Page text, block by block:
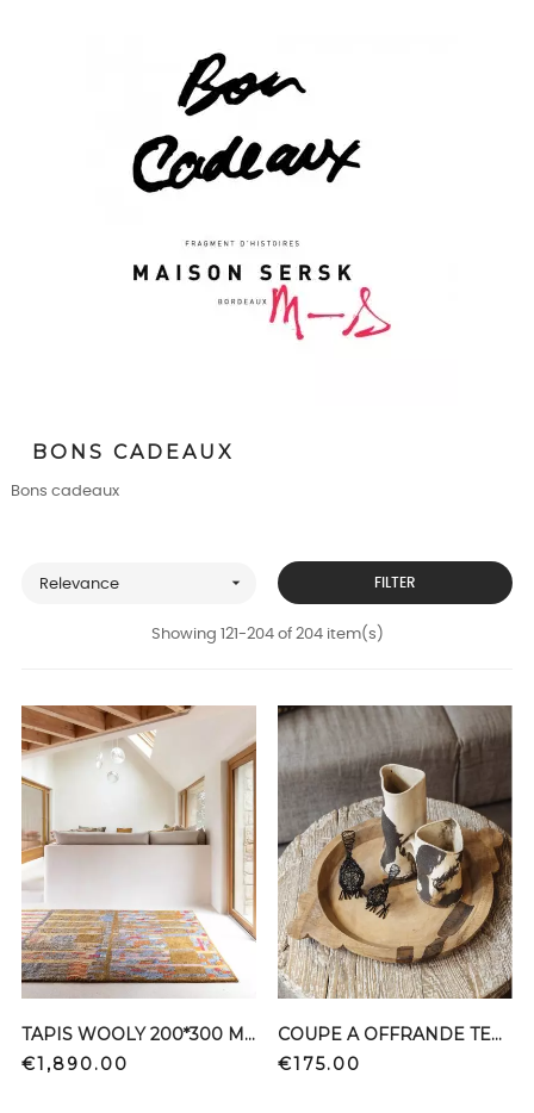
BONS CADEAUX
Bons cadeaux
Relevance  FILTER
Showing 121-204 of 204 item(s)
TAPIS WOOLY 200*300 MADAGASCAR GRIS CURR
Price
€1,890.00
COUPE A OFFRANDE TECK L NEPAL
Price
€175.00